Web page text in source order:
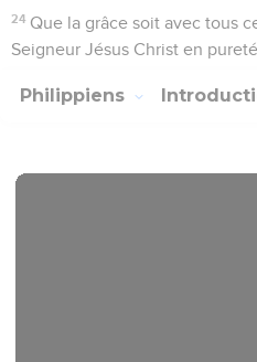
24 Que la grâce soit avec tous
Seigneur Jésus Christ en
Philippiens